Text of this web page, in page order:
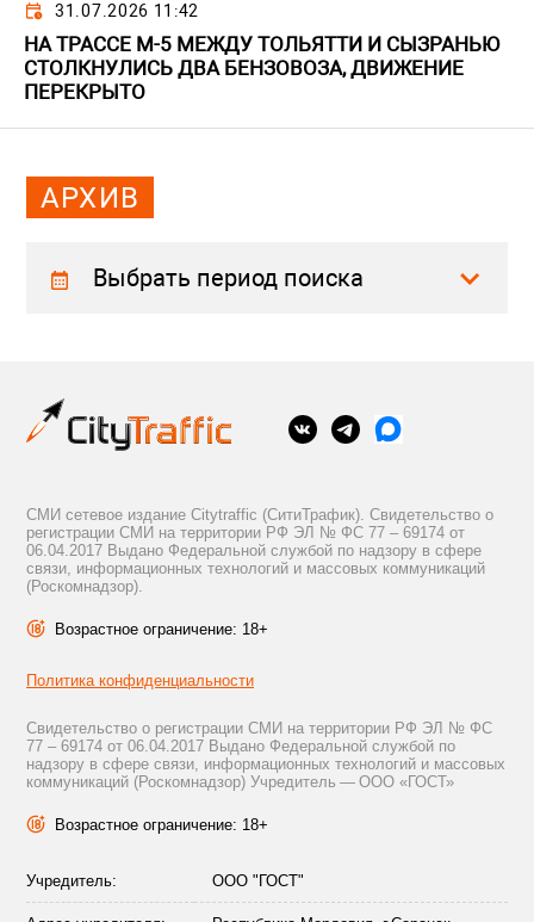
31.07.2026 11:42
НА ТРАССЕ М-5 МЕЖДУ ТОЛЬЯТТИ И СЫЗРАНЬЮ
СТОЛКНУЛИСЬ ДВА БЕНЗОВОЗА, ДВИЖЕНИЕ
ПЕРЕКРЫТО
АРХИВ
Выбрать период поиска
СМИ сетевое издание Citytraffic (СитиТрафик). Свидетельство о
регистрации СМИ на территории РФ ЭЛ № ФС 77 – 69174 от
06.04.2017 Выдано Федеральной службой по надзору в сфере
связи, информационных технологий и массовых коммуникаций
(Роскомнадзор).
Возрастное ограничение: 18+
Политика конфиденциальности
Свидетельство о регистрации СМИ на территории РФ ЭЛ № ФС
77 – 69174 от 06.04.2017 Выдано Федеральной службой по
надзору в сфере связи, информационных технологий и массовых
коммуникаций (Роскомнадзор) Учредитель — ООО «ГОСТ»
Возрастное ограничение: 18+
Учредитель: ООО "ГОСТ"